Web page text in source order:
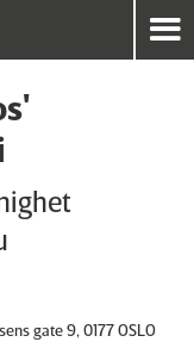
gate 9, 0177 OSLO